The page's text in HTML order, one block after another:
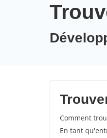
Comment
En tant